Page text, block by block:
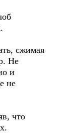
сжимая
Не
и
не
что